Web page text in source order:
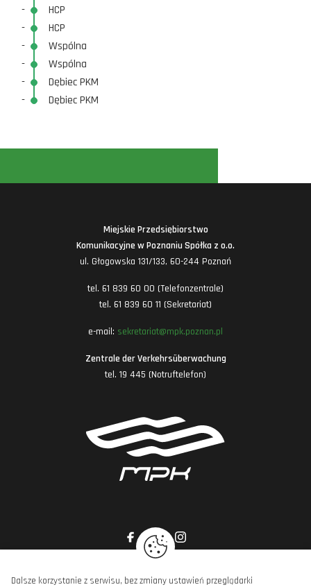
-
HCP
-
HCP
-
Wspólna
-
Wspólna
-
Dębiec PKM
-
Dębiec PKM
Miejskie Przedsiębiorstwo
Komunikacyjne w Poznaniu Spółka z o.o.
ul. Głogowska 131/133, 60-244 Poznań
tel. 61 839 60 00 (Telefonzentrale)
tel. 61 839 60 11 (Sekretariat)
e-mail: sekretariat@mpk.poznan.pl
Zentrale der Verkehrsüberwachung
tel. 19 445 (Notruftelefon)
Dalsze korzystanie z serwisu, bez zmiany ustawień przeglądarki